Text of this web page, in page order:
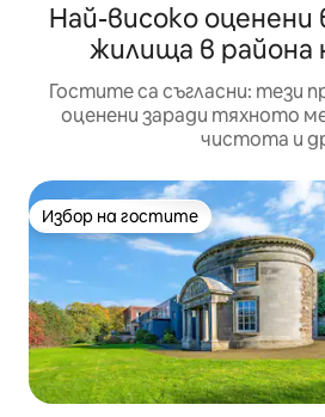
Най-високо оценени
жилища в района
Гостите са съгласни: тези
оценени заради тяхното
чистота и
Избор на гостите
Избор на гостите